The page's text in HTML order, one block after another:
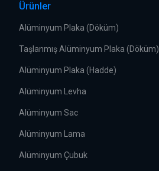
Ürünler
Alüminyum Plaka (Döküm)
Taşlanmış Alüminyum Plaka (Döküm)
Alüminyum Plaka (Hadde)
Alüminyum Levha
Alüminyum Sac
Alüminyum Lama
Alüminyum Çubuk